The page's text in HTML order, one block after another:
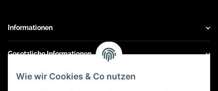
Informationen
Gesetzliche Informationen
Social Engagement
Wie wir Cookies & Co nutzen